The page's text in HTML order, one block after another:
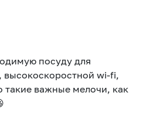
посуду для
высокоскоростной wi-fi,
такие важные мелочи, как